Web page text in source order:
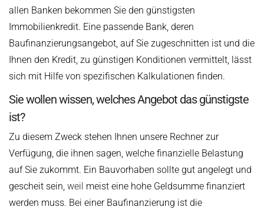
allen Banken bekommen Sie den günstigsten
Immobilienkredit. Eine passende Bank, deren
Baufinanzierungsangebot, auf Sie zugeschnitten ist und die
Ihnen den Kredit, zu günstigen Konditionen vermittelt, lässt
sich mit Hilfe von spezifischen Kalkulationen finden.
Sie wollen wissen, welches Angebot das günstigste
ist?
Zu diesem Zweck stehen Ihnen unsere Rechner zur
Verfügung, die ihnen sagen, welche finanzielle Belastung
auf Sie zukommt. Ein Bauvorhaben sollte gut angelegt und
gescheit sein, weil meist eine hohe Geldsumme finanziert
werden muss. Bei einer Baufinanzierung ist die